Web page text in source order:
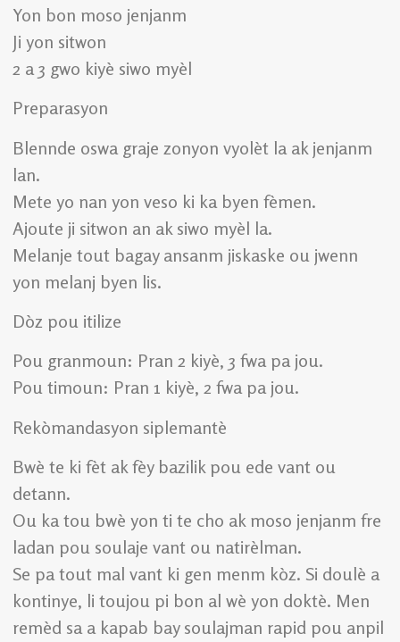
Yon bon moso jenjanm
Ji yon sitwon
2 a 3 gwo kiyè siwo myèl
Preparasyon
Blennde oswa graje zonyon vyolèt la ak jenjanm
lan.
Mete yo nan yon veso ki ka byen fèmen.
Ajoute ji sitwon an ak siwo myèl la.
Melanje tout bagay ansanm jiskaske ou jwenn
yon melanj byen lis.
Dòz pou itilize
Pou granmoun: Pran 2 kiyè, 3 fwa pa jou.
Pou timoun: Pran 1 kiyè, 2 fwa pa jou.
Rekòmandasyon siplemantè
Bwè te ki fèt ak fèy bazilik pou ede vant ou
detann.
Ou ka tou bwè yon ti te cho ak moso jenjanm fre
ladan pou soulaje vant ou natirèlman.
Se pa tout mal vant ki gen menm kòz. Si doulè a
kontinye, li toujou pi bon al wè yon doktè. Men
remèd sa a kapab bay soulajman rapid pou anpil